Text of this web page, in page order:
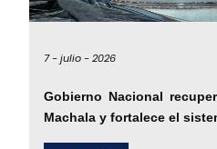
7 -julio -2026
Gobierno Nacional
Machala y fortalece el